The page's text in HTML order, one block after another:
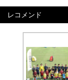
レコメンド